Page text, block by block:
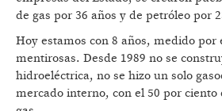
de gas por 36 años y de petróleo por
Hoy estamos con 8 años, medido por
mentirosas. Desde 1989 no se
hidroeléctrica, no se hizo un solo
mercado interno, con el 50 por ciento